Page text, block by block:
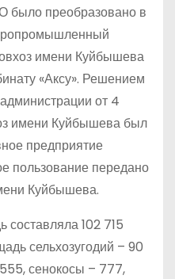
преобразовано в
имени Куйбышева
«Аксу». Решением
от 4
имени Куйбышева был
предприятие
пользование передано
Куйбышева.
102 715
сельхозугодий – 90
сенокосы – 777,